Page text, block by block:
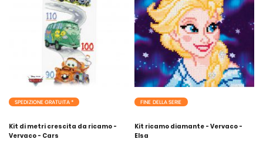
SPEDIZIONE GRATUITA *
Kit di metri crescita da ricamo -
Vervaco - Cars
FINE DELLA SERIE
Kit ricamo diamante - Vervaco -
Elsa